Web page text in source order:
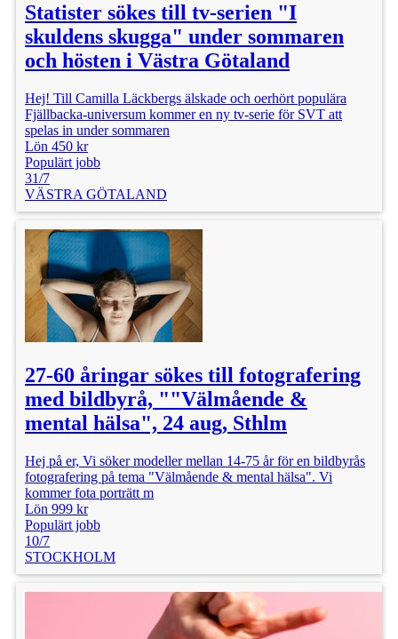
Statister sökes till tv-serien "I
skuldens skugga" under sommaren
och hösten i Västra Götaland
Hej! Till Camilla Läckbergs älskade och oerhört populära
Fjällbacka-universum kommer en ny tv-serie för SVT att
spelas in under sommaren
Lön 450 kr
Populärt jobb
31/7
VÄSTRA GÖTALAND
27-60 åringar sökes till fotografering
med bildbyrå, ""Välmående &
mental hälsa", 24 aug, Sthlm
Hej på er, Vi söker modeller mellan 14-75 år för en bildbyrås
fotografering på tema "Välmående & mental hälsa". Vi
kommer fota porträtt m
Lön 999 kr
Populärt jobb
10/7
STOCKHOLM